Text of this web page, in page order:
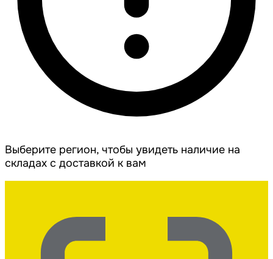
Выберите регион, чтобы увидеть наличие на
складах с доставкой к вам